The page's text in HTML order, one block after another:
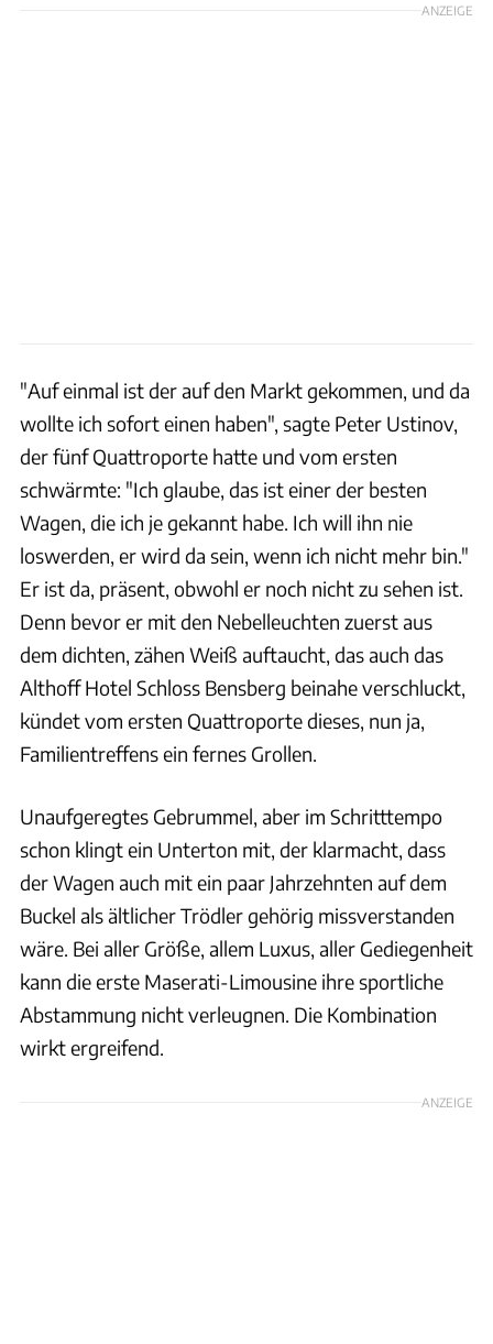
ANZEIGE
"Auf einmal ist der auf den Markt gekommen, und da
wollte ich sofort einen haben", sagte Peter Ustinov,
der fünf Quattroporte hatte und vom ersten
schwärmte: "Ich glaube, das ist einer der besten
Wagen, die ich je gekannt habe. Ich will ihn nie
loswerden, er wird da sein, wenn ich nicht mehr bin."
Er ist da, präsent, obwohl er noch nicht zu sehen ist.
Denn bevor er mit den Nebelleuchten zuerst aus
dem dichten, zähen Weiß auftaucht, das auch das
Althoff Hotel Schloss Bensberg beinahe verschluckt,
kündet vom ersten Quattroporte dieses, nun ja,
Familientreffens ein fernes Grollen.
Unaufgeregtes Gebrummel, aber im Schritttempo
schon klingt ein Unterton mit, der klarmacht, dass
der Wagen auch mit ein paar Jahrzehnten auf dem
Buckel als ältlicher Trödler gehörig missverstanden
wäre. Bei aller Größe, allem Luxus, aller Gediegenheit
kann die erste Maserati-Limousine ihre sportliche
Abstammung nicht verleugnen. Die Kombination
wirkt ergreifend.
ANZEIGE